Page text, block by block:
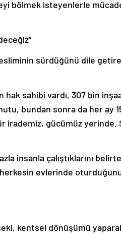
bölmek isteyenlerle
sürdüğünü dile
sahibi vardı, 307 bin
bundan sonra da her ay
gücümüz yerinde.
insanla çalıştıklarını
evlerinde
kentsel dönüşümü